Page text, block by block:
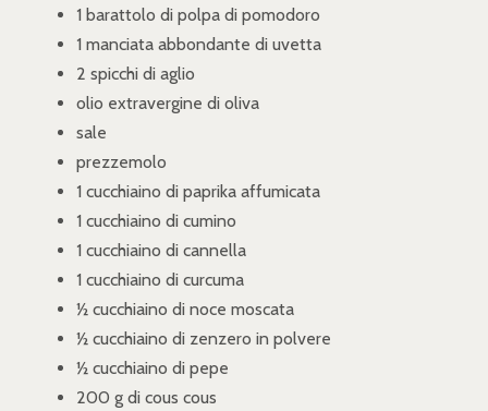
1 barattolo di polpa di pomodoro
1 manciata abbondante di uvetta
2 spicchi di aglio
olio extravergine di oliva
sale
prezzemolo
1 cucchiaino di paprika affumicata
1 cucchiaino di cumino
1 cucchiaino di cannella
1 cucchiaino di curcuma
½ cucchiaino di noce moscata
½ cucchiaino di zenzero in polvere
½ cucchiaino di pepe
200 g di cous cous